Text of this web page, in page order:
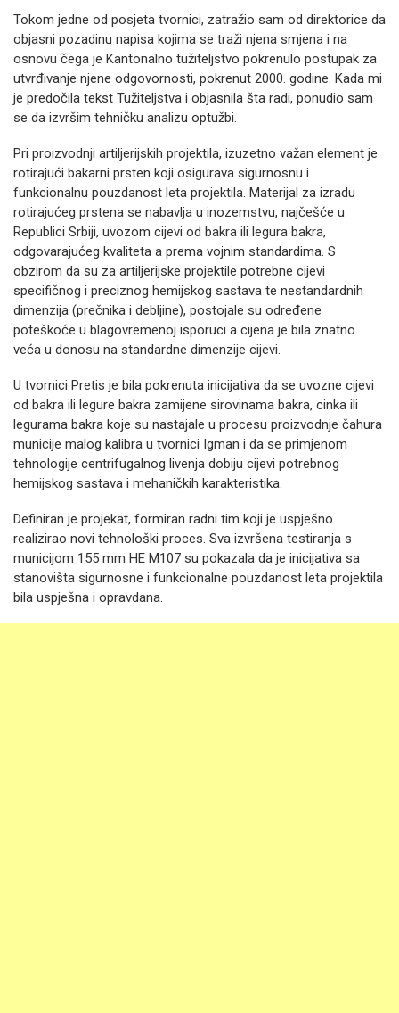
Tokom jedne od posjeta tvornici, zatražio sam od direktorice da
objasni pozadinu napisa kojima se traži njena smjena i na
osnovu čega je Kantonalno tužiteljstvo pokrenulo postupak za
utvrđivanje njene odgovornosti, pokrenut 2000. godine. Kada mi
je predočila tekst Tužiteljstva i objasnila šta radi, ponudio sam
se da izvršim tehničku analizu optužbi.
Pri proizvodnji artiljerijskih projektila, izuzetno važan element je
rotirajući bakarni prsten koji osigurava sigurnosnu i
funkcionalnu pouzdanost leta projektila. Materijal za izradu
rotirajućeg prstena se nabavlja u inozemstvu, najčešće u
Republici Srbiji, uvozom cijevi od bakra ili legura bakra,
odgovarajućeg kvaliteta a prema vojnim standardima. S
obzirom da su za artiljerijske projektile potrebne cijevi
specifičnog i preciznog hemijskog sastava te nestandardnih
dimenzija (prečnika i debljine), postojale su određene
poteškoće u blagovremenoj isporuci a cijena je bila znatno
veća u donosu na standardne dimenzije cijevi.
U tvornici Pretis je bila pokrenuta inicijativa da se uvozne cijevi
od bakra ili legure bakra zamijene sirovinama bakra, cinka ili
legurama bakra koje su nastajale u procesu proizvodnje čahura
municije malog kalibra u tvornici Igman i da se primjenom
tehnologije centrifugalnog livenja dobiju cijevi potrebnog
hemijskog sastava i mehaničkih karakteristika.
Definiran je projekat, formiran radni tim koji je uspješno
realizirao novi tehnološki proces. Sva izvršena testiranja s
municijom 155 mm HE M107 su pokazala da je inicijativa sa
stanovišta sigurnosne i funkcionalne pouzdanost leta projektila
bila uspješna i opravdana.